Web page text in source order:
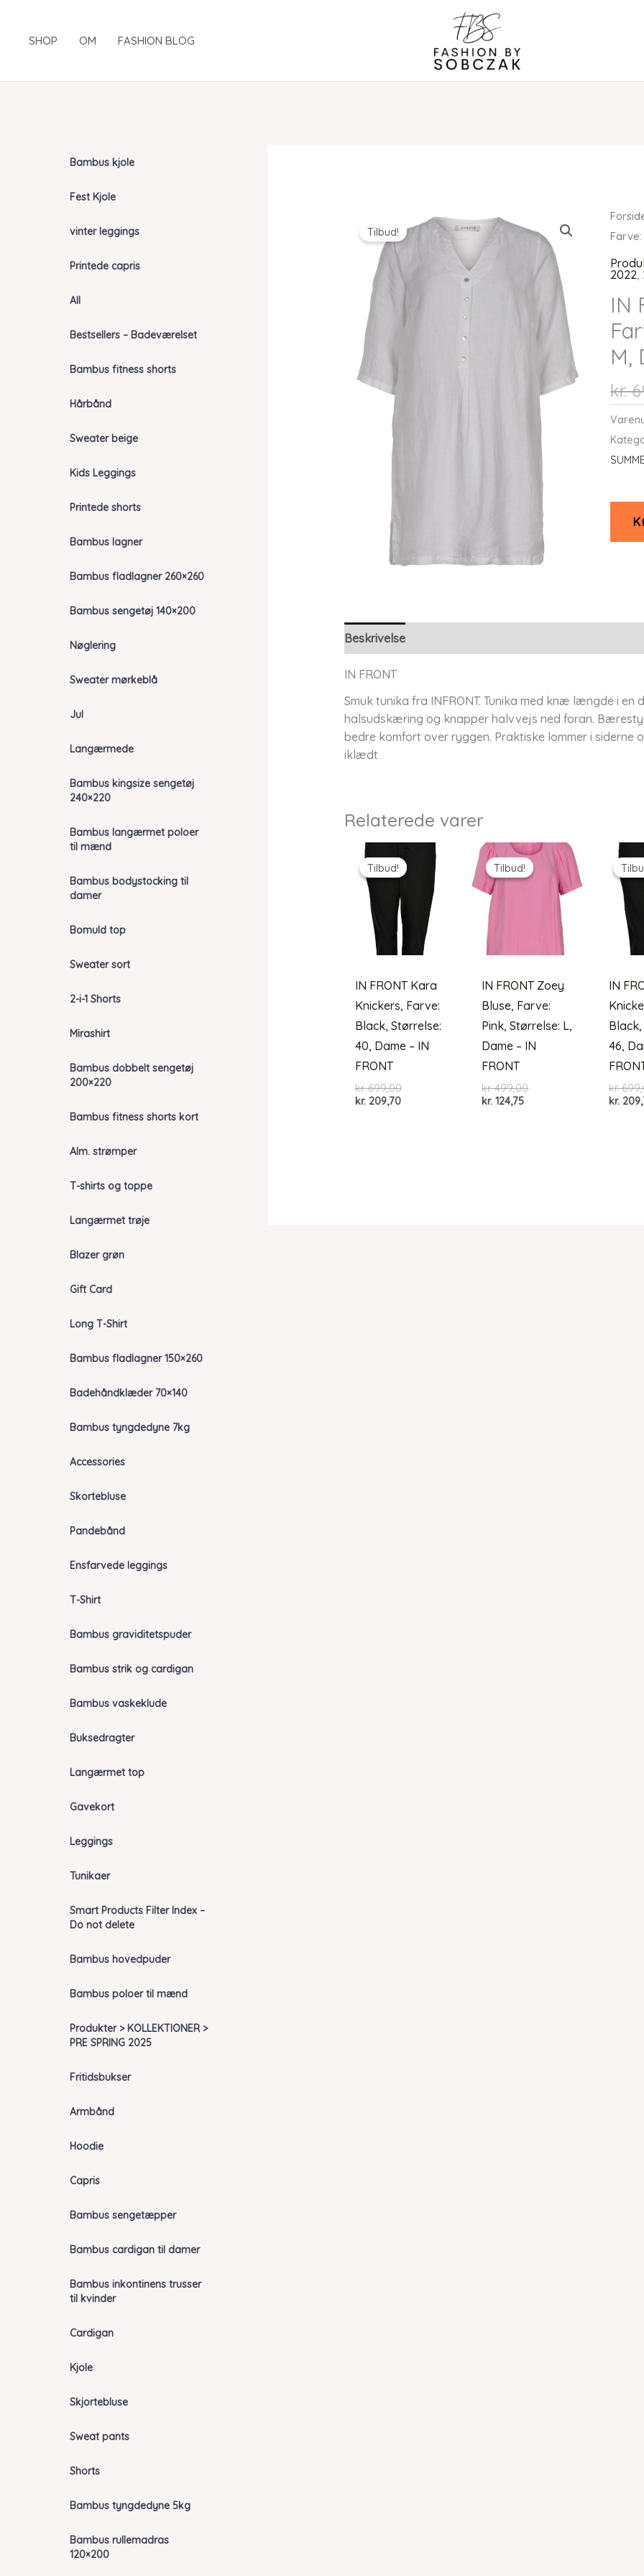
SHOP OM FASHION BLOG
Bambus kjole
Fest Kjole
vinter leggings
Printede capris
All
Bestsellers – Badeværelset
Bambus fitness shorts
Hårbånd
Sweater beige
Kids Leggings
Printede shorts
Bambus lagner
Bambus fladlagner 260×260
Bambus sengetøj 140×200
Nøglering
Sweater mørkeblå
Jul
Langærmede
Bambus kingsize sengetøj
240×220
Bambus langærmet poloer
til mænd
Bambus bodystocking til
damer
Bomuld top
Sweater sort
2-i-1 Shorts
Mirashirt
Bambus dobbelt sengetøj
200×220
Bambus fitness shorts kort
Alm. strømper
T-shirts og toppe
Langærmet trøje
Blazer grøn
Gift Card
Long T-Shirt
Bambus fladlagner 150×260
Badehåndklæder 70×140
Bambus tyngdedyne 7kg
Accessories
Skortebluse
Pandebånd
Ensfarvede leggings
T-Shirt
Bambus graviditetspuder
Bambus strik og cardigan
Bambus vaskeklude
Buksedragter
Langærmet top
Gavekort
Leggings
Tunikaer
Smart Products Filter Index –
Do not delete
Bambus hovedpuder
Bambus poloer til mænd
Produkter > KOLLEKTIONER >
PRE SPRING 2025
Fritidsbukser
Armbånd
Hoodie
Capris
Bambus sengetæpper
Bambus cardigan til damer
Bambus inkontinens trusser
til kvinder
Cardigan
Kjole
Skjortebluse
Sweat pants
Shorts
Bambus tyngdedyne 5kg
Bambus rullemadras
120×200
Tilbud!
Farve:
2022,
IN
M,
kr.
Beskrivelse
IN FRONT
Smuk tunika fra INFRONT. Tunika med knæ længde i en
halsudskæring og knapper halvvejs ned foran.
bedre komfort over ryggen. Praktiske lommer i siderne
iklædt
Relaterede varer
Tilbud!
Tilbud!
IN FRONT Kara
Knickers, Farve:
Black, Størrelse:
40, Dame – IN
FRONT
kr.699,00Den
oprindelige
kr.209,70Den
Tilbud!
Tilbud!
IN FRONT Zoey
Bluse, Farve:
Pink, Størrelse: L,
Dame – IN
FRONT
kr.499,00Den
kr. 124,75Den
IN
46,
kr.
kr.